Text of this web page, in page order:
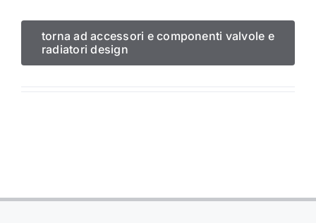
torna ad accessori e componenti valvole e
radiatori design